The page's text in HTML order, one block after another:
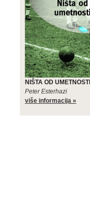
NIŠTA OD UMETNOSTI
Peter Esterhazi
više informacija »